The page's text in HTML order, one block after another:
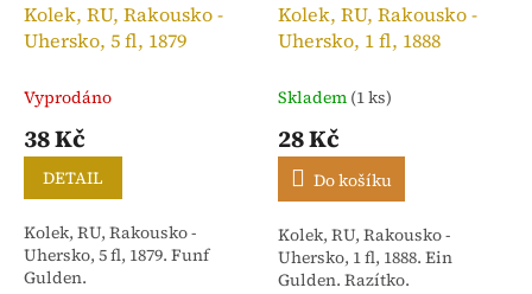
Kolek, RU, Rakousko -
Uhersko, 5 fl, 1879
Vyprodáno
38 Kč
DETAIL
Kolek, RU, Rakousko -
Uhersko, 5 fl, 1879. Funf
Gulden.
Kolek, RU, Rakousko -
Uhersko, 1 fl, 1888
Skladem (1 ks)
28 Kč
Do košíku
Kolek, RU, Rakousko -
Uhersko, 1 fl, 1888. Ein
Gulden. Razítko.